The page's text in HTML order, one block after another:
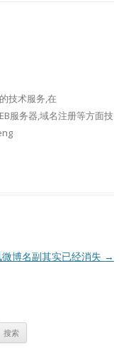
技术服务,在
服务器,域名注册等方面技
微博名副其实已经消失 →